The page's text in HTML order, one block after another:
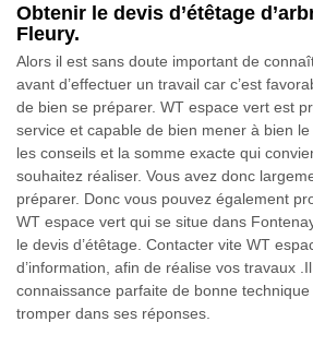
Obtenir le devis d’étêtage
Fleury.
Alors il est sans doute important de
avant d’effectuer un travail car c’est
de bien se préparer. WT espace vert est
service et capable de bien mener à bien
les conseils et la somme exacte qui
souhaitez réaliser. Vous avez donc
préparer. Donc vous pouvez également
WT espace vert qui se situe dans
le devis d’étêtage. Contacter vite WT
d’information, afin de réalise vos travaux
connaissance parfaite de bonne
tromper dans ses réponses.